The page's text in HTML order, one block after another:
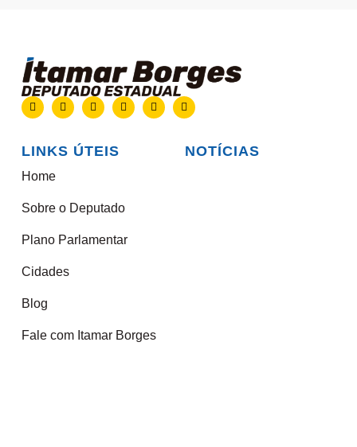
LINKS ÚTEIS
Home
Sobre o Deputado
Plano Parlamentar
Cidades
Blog
Fale com Itamar Borges
NOTÍCIAS